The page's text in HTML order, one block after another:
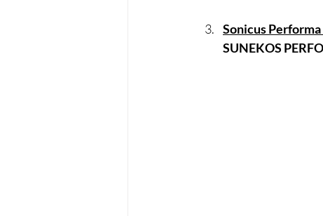
Sonicus Performa
SUNEKOS